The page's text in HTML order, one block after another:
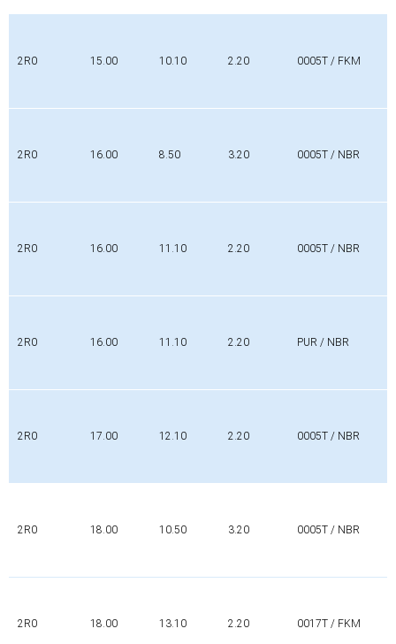
2R0 15.00 10.10 2.20 0005T / FKM
2R0 16.00 8.50 3.20 0005T / NBR
2R0 16.00 11.10 2.20 0005T / NBR
2R0 16.00 11.10 2.20 PUR / NBR
2R0 17.00 12.10 2.20 0005T / NBR
2R0 18.00 10.50 3.20 0005T / NBR
2R0 18.00 13.10 2.20 0017T / FKM